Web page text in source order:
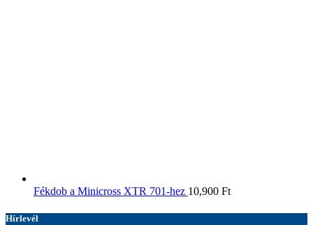
Fékdob a Minicross XTR 701-hez 10,900 Ft
Hírlevél